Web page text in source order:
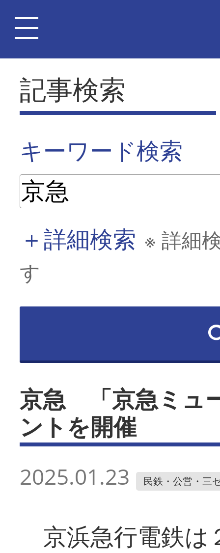
記事検索
キーワード検索
＋詳細検索 ※ 詳細
す
京急 「京急ミュ
ントを開催
2025.01.23 民鉄・公営・三
京浜急行電鉄は